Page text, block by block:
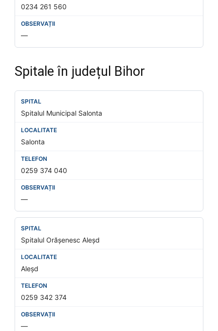
0234 261 560
—
Spitale în județul Bihor
Spitalul Municipal Salonta
Salonta
0259 374 040
—
Spitalul Orășenesc Aleșd
Aleșd
0259 342 374
—